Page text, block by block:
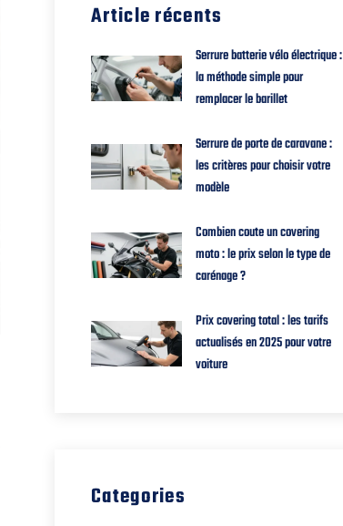
Article récents
Serrure batterie vélo électrique :
la méthode simple pour
remplacer le barillet
Serrure de porte de caravane :
les critères pour choisir votre
modèle
Combien coute un covering
moto : le prix selon le type de
carénage ?
Prix covering total : les tarifs
actualisés en 2025 pour votre
voiture
Categories